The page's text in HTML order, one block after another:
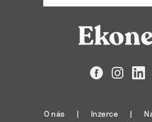
Facebook
O nás Inzerce